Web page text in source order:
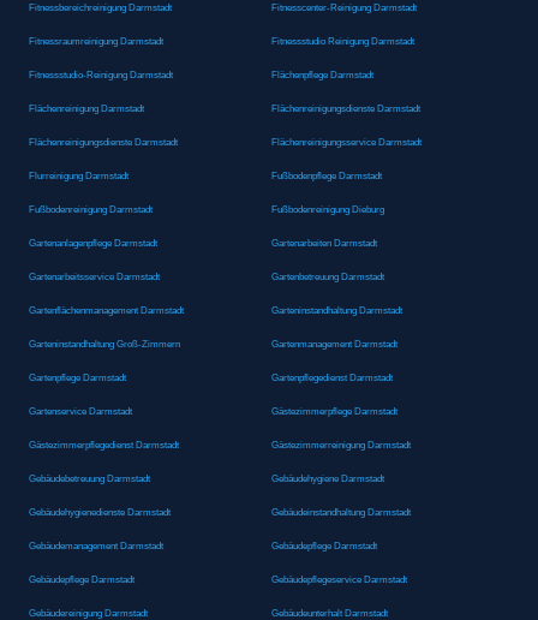
Fitnessbereichreinigung Darmstadt Fitnesscenter-Reinigung Darmstadt
Fitnessraumreinigung Darmstadt Fitnessstudio Reinigung Darmstadt
Fitnessstudio-Reinigung Darmstadt Flächenpflege Darmstadt
Flächenreinigung Darmstadt Flächenreinigungsdienste Darmstadt
Flächenreinigungsdienste Darmstadt Flächenreinigungsservice Darmstadt
Flurreinigung Darmstadt Fußbodenpflege Darmstadt
Fußbodenreinigung Darmstadt Fußbodenreinigung Dieburg
Gartenanlagenpflege Darmstadt Gartenarbeiten Darmstadt
Gartenarbeitsservice Darmstadt Gartenbetreuung Darmstadt
Gartenflächenmanagement Darmstadt Garteninstandhaltung Darmstadt
Garteninstandhaltung Groß-Zimmern Gartenmanagement Darmstadt
Gartenpflege Darmstadt Gartenpflegedienst Darmstadt
Gartenservice Darmstadt Gästezimmerpflege Darmstadt
Gästezimmerpflegedienst Darmstadt Gästezimmerreinigung Darmstadt
Gebäudebetreuung Darmstadt Gebäudehygiene Darmstadt
Gebäudehygienedienste Darmstadt Gebäudeinstandhaltung Darmstadt
Gebäudemanagement Darmstadt Gebäudepflege Darmstadt
Gebäudepflege Darmstadt Gebäudepflegeservice Darmstadt
Gebäudereinigung Darmstadt Gebäudeunterhalt Darmstadt